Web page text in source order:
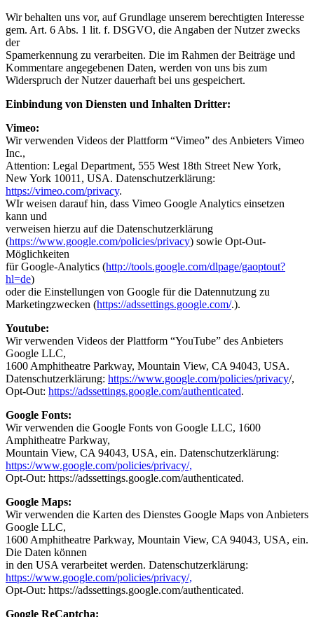
Wir behalten uns vor, auf Grundlage unserem berechtigten Interesse
gem. Art. 6 Abs. 1 lit. f. DSGVO, die Angaben der Nutzer zwecks
der
Spamerkennung zu verarbeiten. Die im Rahmen der Beiträge und
Kommentare angegebenen Daten, werden von uns bis zum
Widerspruch der Nutzer dauerhaft bei uns gespeichert.
Einbindung von Diensten und Inhalten Dritter:
Vimeo:
Wir verwenden Videos der Plattform “Vimeo” des Anbieters Vimeo
Inc.,
Attention: Legal Department, 555 West 18th Street New York,
New York 10011, USA. Datenschutzerklärung:
https://vimeo.com/privacy.
WIr weisen darauf hin, dass Vimeo Google Analytics einsetzen
kann und
verweisen hierzu auf die Datenschutzerklärung
(https://www.google.com/policies/privacy) sowie Opt-Out-
Möglichkeiten
für Google-Analytics (http://tools.google.com/dlpage/gaoptout?
hl=de)
oder die Einstellungen von Google für die Datennutzung zu
Marketingzwecken (https://adssettings.google.com/.).
Youtube:
Wir verwenden Videos der Plattform “YouTube” des Anbieters
Google LLC,
1600 Amphitheatre Parkway, Mountain View, CA 94043, USA.
Datenschutzerklärung: https://www.google.com/policies/privacy/,
Opt-Out: https://adssettings.google.com/authenticated.
Google Fonts:
Wir verwenden die Google Fonts von Google LLC, 1600
Amphitheatre Parkway,
Mountain View, CA 94043, USA, ein. Datenschutzerklärung:
https://www.google.com/policies/privacy/,
Opt-Out: https://adssettings.google.com/authenticated.
Google Maps:
Wir verwenden die Karten des Dienstes Google Maps von Anbieters
Google LLC,
1600 Amphitheatre Parkway, Mountain View, CA 94043, USA, ein.
Die Daten können
in den USA verarbeitet werden. Datenschutzerklärung:
https://www.google.com/policies/privacy/,
Opt-Out: https://adssettings.google.com/authenticated.
Google ReCaptcha: